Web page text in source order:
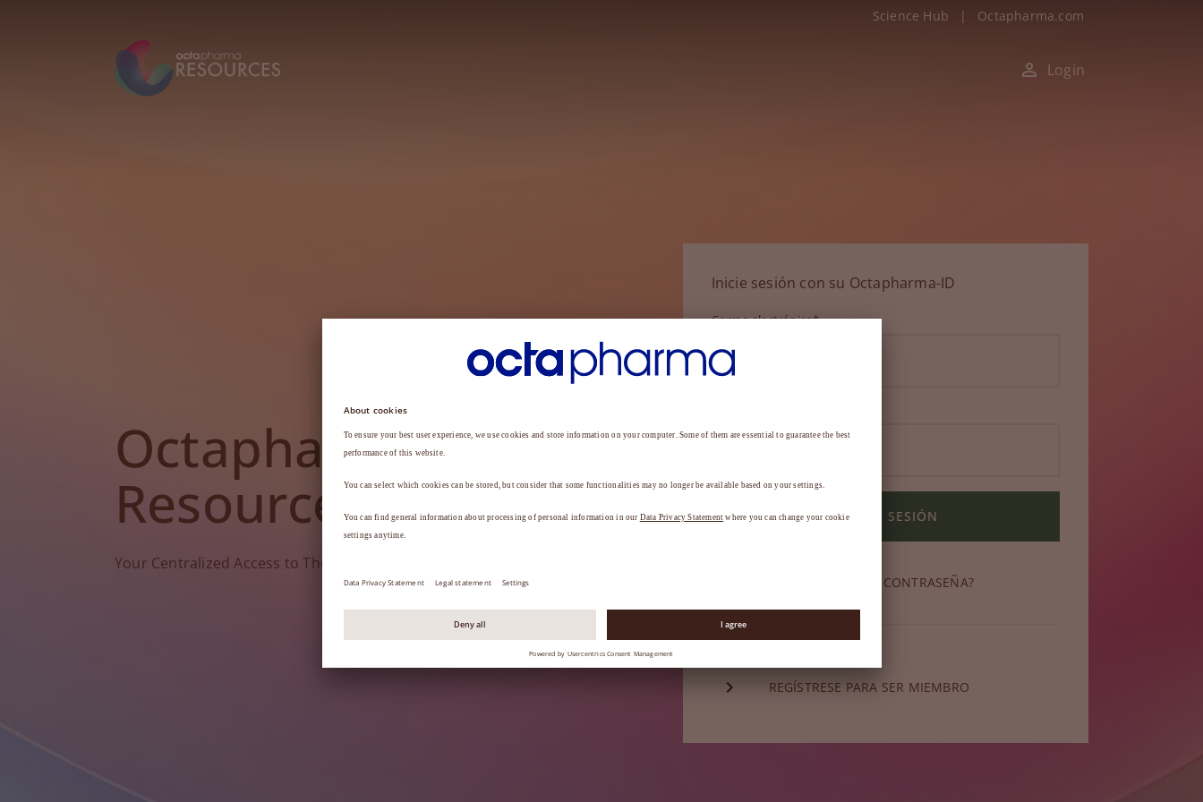
Science Hub | Octapharma.com
Login
Octapharma
Resources
Your Centralized Access to Therapy Tools.
Inicie sesión con su Octapharma-ID
Correo electrónico*
INICIAR SESIÓN
¿HA OLVIDADO SU CONTRASEÑA?
REGÍSTRESE PARA SER MIEMBRO